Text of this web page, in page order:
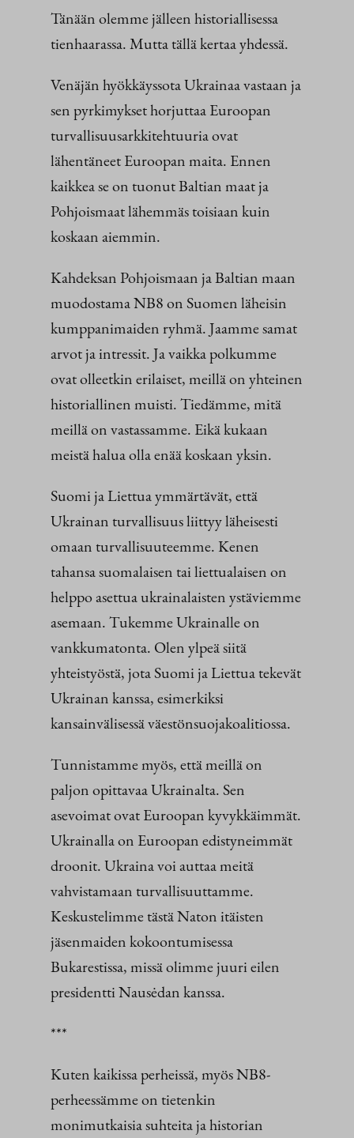
Tänään olemme jälleen historiallisessa
tienhaarassa. Mutta tällä kertaa yhdessä.
Venäjän hyökkäyssota Ukrainaa vastaan ja
sen pyrkimykset horjuttaa Euroopan
turvallisuusarkkitehtuuria ovat
lähentäneet Euroopan maita. Ennen
kaikkea se on tuonut Baltian maat ja
Pohjoismaat lähemmäs toisiaan kuin
koskaan aiemmin.
Kahdeksan Pohjoismaan ja Baltian maan
muodostama NB8 on Suomen läheisin
kumppanimaiden ryhmä. Jaamme samat
arvot ja intressit. Ja vaikka polkumme
ovat olleetkin erilaiset, meillä on yhteinen
historiallinen muisti. Tiedämme, mitä
meillä on vastassamme. Eikä kukaan
meistä halua olla enää koskaan yksin.
Suomi ja Liettua ymmärtävät, että
Ukrainan turvallisuus liittyy läheisesti
omaan turvallisuuteemme. Kenen
tahansa suomalaisen tai liettualaisen on
helppo asettua ukrainalaisten ystäviemme
asemaan. Tukemme Ukrainalle on
vankkumatonta. Olen ylpeä siitä
yhteistyöstä, jota Suomi ja Liettua tekevät
Ukrainan kanssa, esimerkiksi
kansainvälisessä väestönsuojakoalitiossa.
Tunnistamme myös, että meillä on
paljon opittavaa Ukrainalta. Sen
asevoimat ovat Euroopan kyvykkäimmät.
Ukrainalla on Euroopan edistyneimmät
droonit. Ukraina voi auttaa meitä
vahvistamaan turvallisuuttamme.
Keskustelimme tästä Naton itäisten
jäsenmaiden kokoontumisessa
Bukarestissa, missä olimme juuri eilen
presidentti Nausėdan kanssa.
***
Kuten kaikissa perheissä, myös NB8-
perheessämme on tietenkin
monimutkaisia suhteita ja historian